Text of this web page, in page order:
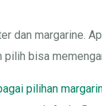
dan margarine.
bisa
pilihan